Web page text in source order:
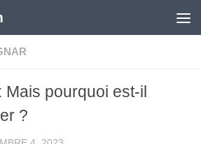
Mais pourquoi est-il
?